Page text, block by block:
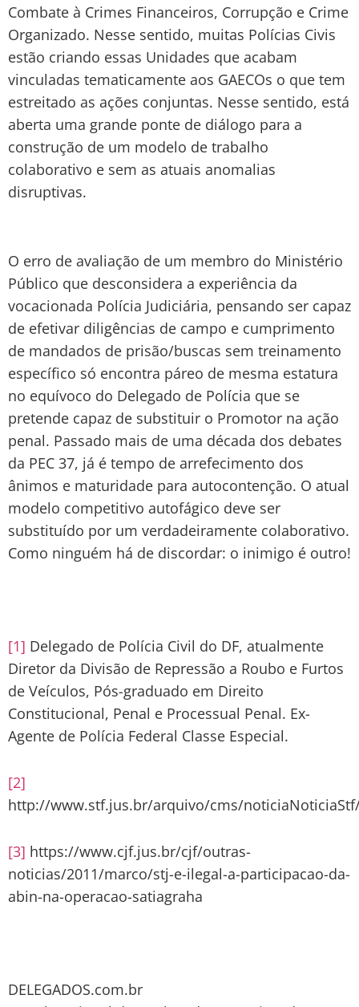
Combate à Crimes Financeiros, Corrupção e Crime
Organizado. Nesse sentido, muitas Polícias Civis
estão criando essas Unidades que acabam
vinculadas tematicamente aos GAECOs o que tem
estreitado as ações conjuntas. Nesse sentido, está
aberta uma grande ponte de diálogo para a
construção de um modelo de trabalho
colaborativo e sem as atuais anomalias
disruptivas.
O erro de avaliação de um membro do Ministério
Público que desconsidera a experiência da
vocacionada Polícia Judiciária, pensando ser capaz
de efetivar diligências de campo e cumprimento
de mandados de prisão/buscas sem treinamento
específico só encontra páreo de mesma estatura
no equívoco do Delegado de Polícia que se
pretende capaz de substituir o Promotor na ação
penal. Passado mais de uma década dos debates
da PEC 37, já é tempo de arrefecimento dos
ânimos e maturidade para autocontenção. O atual
modelo competitivo autofágico deve ser
substituído por um verdadeiramente colaborativo.
Como ninguém há de discordar: o inimigo é outro!
[1] Delegado de Polícia Civil do DF, atualmente
Diretor da Divisão de Repressão a Roubo e Furtos
de Veículos, Pós-graduado em Direito
Constitucional, Penal e Processual Penal. Ex-
Agente de Polícia Federal Classe Especial.
[2]
http://www.stf.jus.br/arquivo/cms/
[3] https://www.cjf.jus.br/cjf/outras-
noticias/2011/marco/stj-e-ilegal-a-participacao-da-
abin-na-operacao-satiagraha
DELEGADOS.com.br